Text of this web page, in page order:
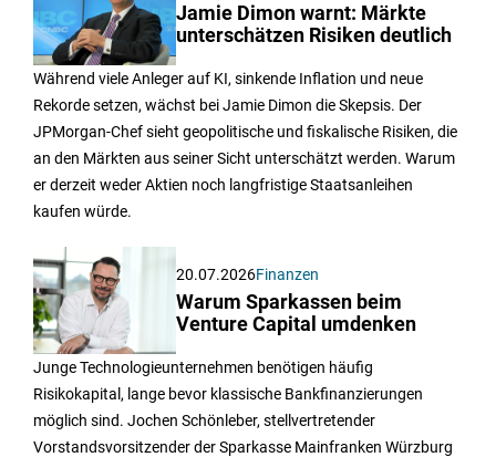
Jamie Dimon warnt: Märkte
unterschätzen Risiken deutlich
Während viele Anleger auf KI, sinkende Inflation und neue
Rekorde setzen, wächst bei Jamie Dimon die Skepsis. Der
JPMorgan-Chef sieht geopolitische und fiskalische Risiken, die
an den Märkten aus seiner Sicht unterschätzt werden. Warum
er derzeit weder Aktien noch langfristige Staatsanleihen
kaufen würde.
20.07.2026Finanzen
Warum Sparkassen beim
Venture Capital umdenken
Junge Technologieunternehmen benötigen häufig
Risikokapital, lange bevor klassische Bankfinanzierungen
möglich sind. Jochen Schönleber, stellvertretender
Vorstandsvorsitzender der Sparkasse Mainfranken Würzburg